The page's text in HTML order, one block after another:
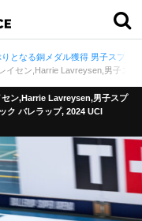
となる銅メダル獲得 男子スプリ
イセン,Harrie Lavreysen,男子ス
セン,Harrie Lavreysen,男子スプ
ク バレラップ, 2024 UCI